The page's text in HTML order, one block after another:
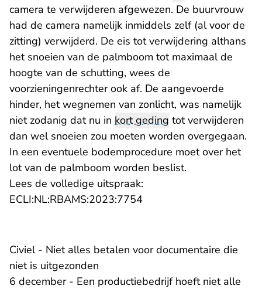
camera te verwijderen afgewezen. De buurvrouw
had de camera namelijk inmiddels zelf (al voor de
zitting) verwijderd. De eis tot verwijdering althans
het snoeien van de palmboom tot maximaal de
hoogte van de schutting, wees de
voorzieningenrechter ook af. De aangevoerde
hinder, het wegnemen van zonlicht, was namelijk
niet zodanig dat nu in kort geding tot verwijderen
dan wel snoeien zou moeten worden overgegaan.
In een eventuele bodemprocedure moet over het
lot van de palmboom worden beslist.
Lees de volledige uitspraak:
ECLI:NL:RBAMS:2023:7754- U verlaat
Civiel - Niet alles betalen voor documentaire die
niet is uitgezonden
6 december - Een productiebedrijf hoeft niet alle